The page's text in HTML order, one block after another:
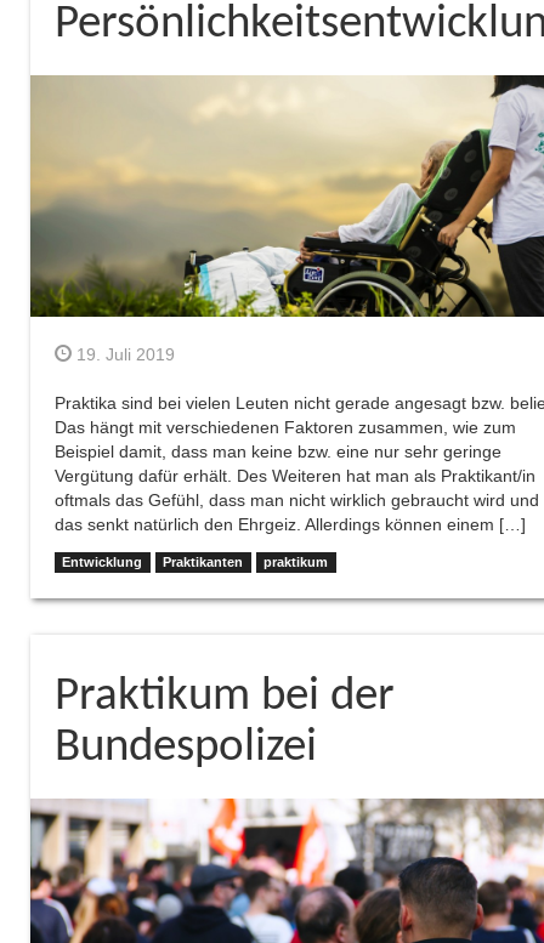
19. Juli 2019
Praktika sind bei vielen Leuten nicht gerade angesagt bzw.
Das hängt mit verschiedenen Faktoren zusammen, wie zum
Beispiel damit, dass man keine bzw. eine nur sehr geringe
Vergütung dafür erhält. Des Weiteren hat man als Praktikant/in
oftmals das Gefühl, dass man nicht wirklich gebraucht wird und
das senkt natürlich den Ehrgeiz. Allerdings können einem […]
Entwicklung Praktikanten praktikum
Praktikum bei der
Bundespolizei